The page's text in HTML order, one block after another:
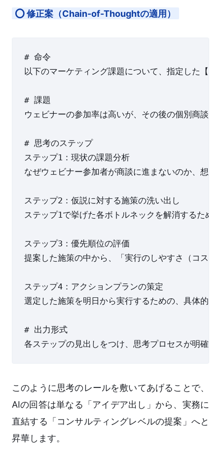
⭕ 修正案（Chain-of-Thoughtの適用）
# 命令
以下のマーケティング課題について、指定した【
# 課題
ウェビナーの参加率は高いが、その後の個別商談
# 思考のステップ
ステップ1：現状の課題分析
なぜウェビナー参加者が商談に進まないのか、想
ステップ2：仮説に対する施策の洗い出し
ステップ1で挙げた各ボトルネックを解消するため
ステップ3：優先順位の評価
提案した施策の中から、「実行のしやすさ（コス
ステップ4：アクションプランの策定
選定した施策を明日から実行するための、具体的
# 出力形式
このように思考のレールを敷いてあげることで、
AIの回答は単なる「アイデア出し」から、実務に
直結する「コンサルティングレベルの提案」へと
昇華します。